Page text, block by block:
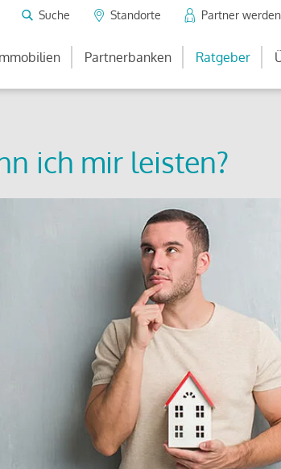
Suche Standorte Partner werden
Partnerbanken Ratgeber
ich mir leisten?